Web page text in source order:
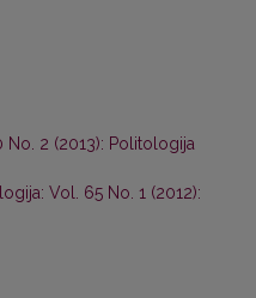
No. 2 (2013): Politologija
Vol. 65 No. 1 (2012):